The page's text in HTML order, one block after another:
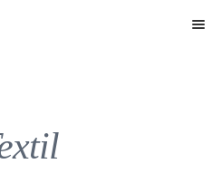
Menú